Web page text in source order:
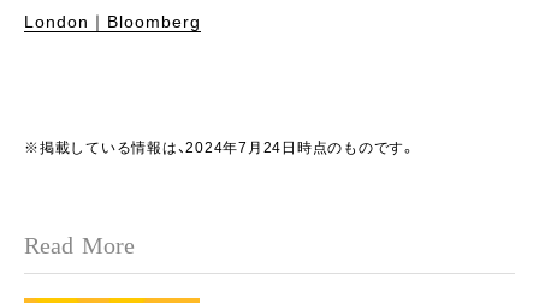
London｜Bloomberg
※掲載している情報は、2024年7月24日時点のものです。
Read More